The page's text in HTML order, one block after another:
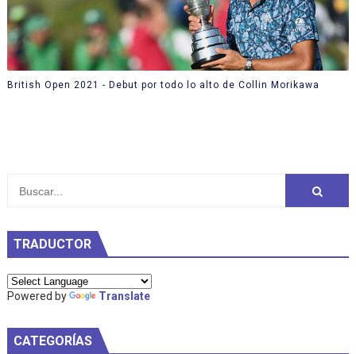
British Open 2021 - Debut por todo lo alto de Collin Morikawa
TRADUCTOR
Powered by Translate
CATEGORÍAS